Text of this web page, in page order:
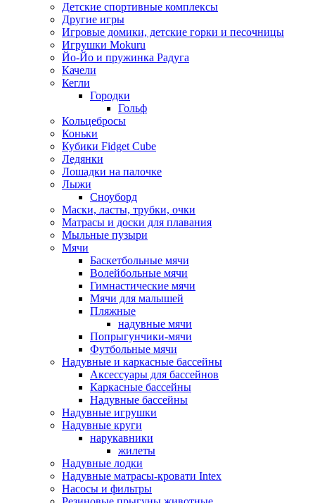
Детские спортивные комплексы
Другие игры
Игровые домики, детские горки и песочницы
Игрушки Mokuru
Йо-Йо и пружинка Радуга
Качели
Кегли
Городки
Гольф
Кольцебросы
Коньки
Кубики Fidget Cube
Ледянки
Лошадки на палочке
Лыжи
Сноуборд
Маски, ласты, трубки, очки
Матрасы и доски для плавания
Мыльные пузыри
Мячи
Баскетбольные мячи
Волейбольные мячи
Гимнастические мячи
Мячи для малышей
Пляжные
надувные мячи
Попрыгунчики-мячи
Футбольные мячи
Надувные и каркасные бассейны
Аксессуары для бассейнов
Каркасные бассейны
Надувные бассейны
Надувные игрушки
Надувные круги
нарукавники
жилеты
Надувные лодки
Надувные матрасы-кровати Intex
Насосы и фильтры